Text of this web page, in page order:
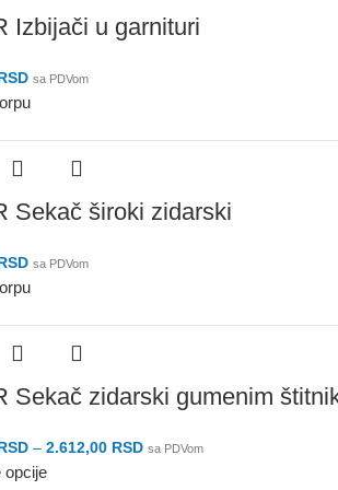
Izbijači u garnituri
sa PDVom
Sekač široki zidarski
sa PDVom
Sekač zidarski gumenim
– 2.612,00 RSD sa PDVom
opcije